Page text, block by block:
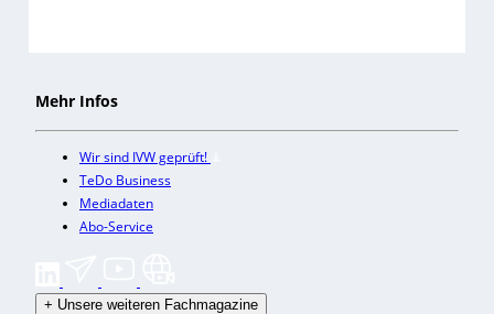
Mehr Infos
Wir sind IVW geprüft!
TeDo Business
Mediadaten
Abo-Service
+ Unsere weiteren Fachmagazine